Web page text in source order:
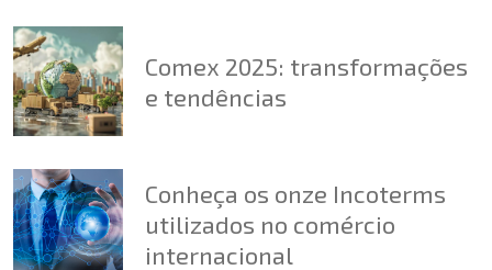
Comex 2025: transformações
e tendências
Conheça os onze Incoterms
utilizados no comércio
internacional